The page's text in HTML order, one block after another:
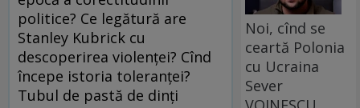
politice? Ce legătură are
Stanley Kubrick cu
descoperirea violenței? Cînd
începe istoria toleranței?
Tubul de pastă de dinți
Noi, cînd se
ceartă Polonia
cu Ucraina
Sever